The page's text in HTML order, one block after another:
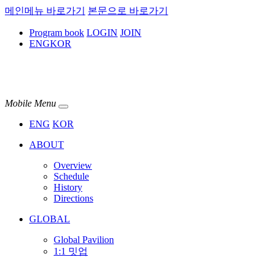
메인메뉴 바로가기 본문으로 바로가기
Program book LOGIN JOIN
ENGKOR
Mobile Menu
ENG KOR
ABOUT
Overview
Schedule
History
Directions
GLOBAL
Global Pavilion
1:1 밋업